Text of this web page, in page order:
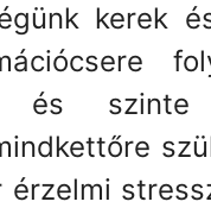
kerek
és szinte
érzelmi